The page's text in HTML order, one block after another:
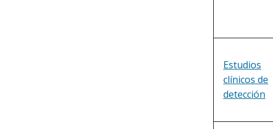
Estudios
clínicos de
detección